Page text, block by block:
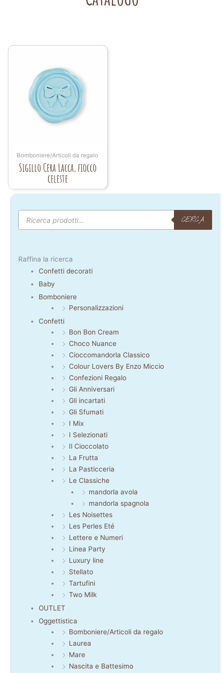
Bomboniere/Articoli da regalo
Sigillo Cera Lacca, fiocco
celeste
Products
search
CERCA
Raffina la ricerca
Confetti decorati
Baby
Bomboniere
Personalizzazioni
Confetti
Bon Bon Cream
Choco Nuance
Cioccomandorla Classico
Colour Lovers By Enzo Miccio
Confezioni Regalo
Gli Anniversari
Gli incartati
Gli Sfumati
I Mix
I Selezionati
Il Cioccolato
La Frutta
La Pasticceria
Le Classiche
mandorla avola
mandorla spagnola
Les Noisettes
Les Perles Eté
Lettere e Numeri
Linea Party
Luxury line
Stellato
Tartufini
Two Milk
OUTLET
Oggettistica
Bomboniere/Articoli da regalo
Laurea
Mare
Nascita e Battesimo